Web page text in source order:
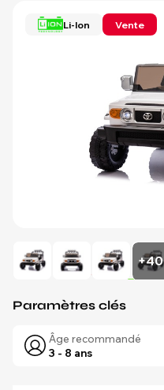
Li-Ion Vente
+40
Paramètres clés
Âge recommandé
3 - 8 ans